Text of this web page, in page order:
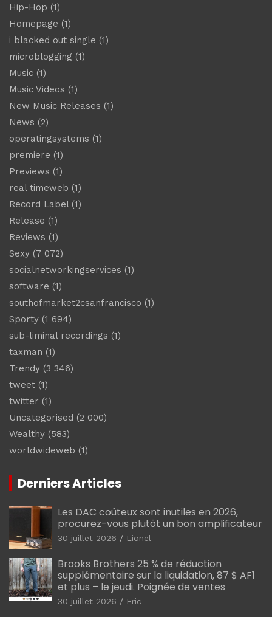
Hip-Hop (1)
Homepage (1)
i blacked out single (1)
microblogging (1)
Music (1)
Music Videos (1)
New Music Releases (1)
News (2)
operatingsystems (1)
premiere (1)
Previews (1)
real timeweb (1)
Record Label(1)
Release (1)
Reviews (1)
Sexy (7 072)
socialnetworkingservices (1)
software (1)
southofmarket2csanfrancisco (1)
Sporty (1 694)
sub-liminal recordings (1)
taxman (1)
Trendy (3 346)
tweet (1)
twitter (1)
Uncategorised (2 000)
Wealthy (583)
worldwideweb (1)
Derniers Articles
Les DAC coûteux sont inutiles en 2026,
procurez-vous plutôt un bon amplificateur
30 juillet 2026 Lionel
Brooks Brothers 25 % de réduction
supplémentaire sur la liquidation, 87 $ AF1
et plus – le jeudi. Poignée de ventes
30 juillet 2026 Eric